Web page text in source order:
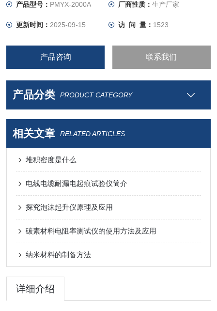
产品型号： PMYX-2000A 厂商性质： 生产厂家
更新时间： 2025-09-15 访 问 量： 1523
产品咨询 联系我们
产品分类 PRODUCT CATEGORY
相关文章 RELATED ARTICLES
堆积密度是什么
电线电缆耐漏电起痕试验仪简介
探究泡沫起升仪原理及应用
碳素材料电阻率测试仪的使用方法及应用
纳米材料的制备方法
详细介绍